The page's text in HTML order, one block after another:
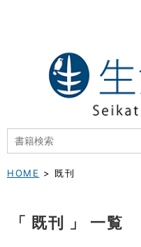
HOME > 既刊
「 既刊 」 一覧